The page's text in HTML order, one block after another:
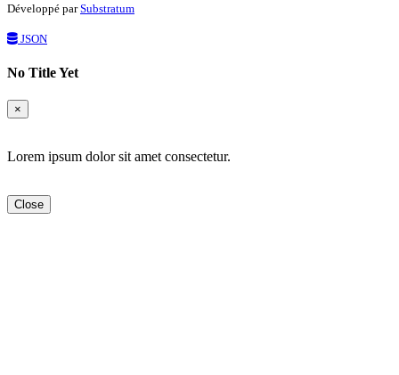
Développé parSubstratum
JSON
No Title Yet
×
Lorem ipsum dolor sit amet consectetur.
Close